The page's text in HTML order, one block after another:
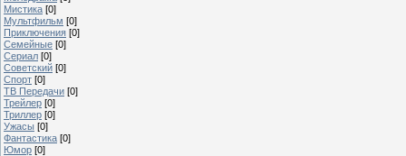
Мистика [0]
Мультфильм [0]
Приключения [0]
Семейные [0]
Сериал [0]
Советский [0]
Спорт [0]
ТВ Передачи [0]
Трейлер [0]
Триллер [0]
Ужасы [0]
Фантастика [0]
Юмор [0]